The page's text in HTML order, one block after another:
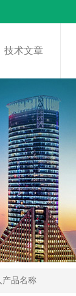
技术文章